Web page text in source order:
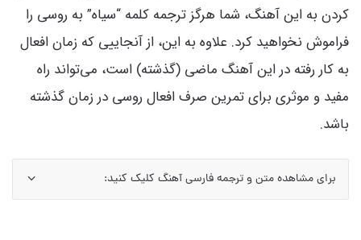
کردن به این آهنگ، شما هرگز ترجمه کلمه “سیاه” به روسی را
فراموش نخواهید کرد. علاوه به این، از آنجاییی که زمان افعال
به کار رفته در این آهنگ ماضی (گذشته) است، می‌تواند راه
مفید و موثری برای تمرین صرف افعال روسی در زمان گذشته
باشد.
برای مشاهده متن و ترجمه فارسی آهنگ کلیک کنید: